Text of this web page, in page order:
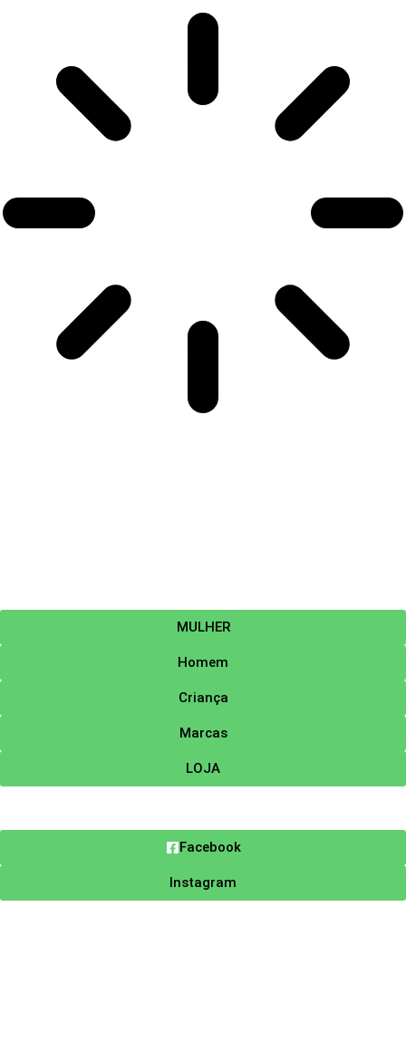
MULHER
Homem
Criança
Marcas
LOJA
Facebook
Instagram